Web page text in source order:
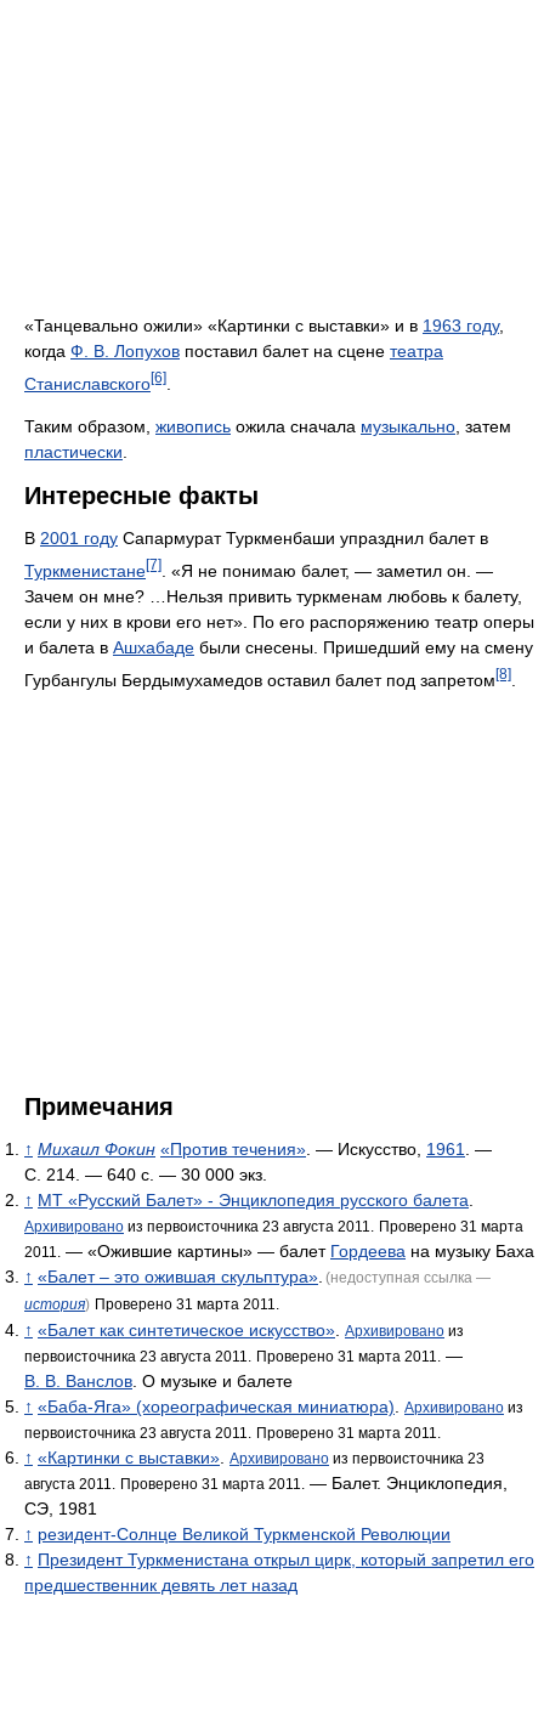
«Танцевально ожили» «Картинки с выставки» и в 1963 году,
когда Ф. В. Лопухов поставил балет на сцене театра
Станиславского[6]
Таким образом, живопись ожила сначала музыкально, затем
пластически.
Интересные факты
В 2001 году Сапармурат Туркменбаши упразднил балет в
Туркменистане[7]
. «Я не понимаю балет, — заметил он. —
Зачем он мне? …Нельзя привить туркменам любовь к балету,
если у них в крови его нет». По его распоряжению театр оперы
и балета в Ашхабаде были снесены. Пришедший ему на смену
Гурбангулы Бердымухамедов оставил балет под запретом [8]
Примечания
↑ Михаил Фокин «Против течения» . — Искусство, 1961
. —
С. 214. — 640 с. — 30 000 экз.
↑ МТ «Русский Балет» - Энциклопедия русского балета
Архивировано из первоисточника 23 августа 2011.
Проверено 31 марта
2011.
— «Ожившие картины» — балет Гордеева на музыку Баха
↑ «Балет – это ожившая скульптура» (недоступная ссылка —
история) Проверено 31 марта 2011.
↑ «Балет как синтетическое искусство» Архивировано из
первоисточника 23 августа 2011.
Проверено 31 марта 2011.
—
В. В. Ванслов . О музыке и балете
↑ «Баба-Яга» (хореографическая миниатюра) Архивировано из
первоисточника 23 августа 2011.
Проверено 31 марта 2011.
↑ «Картинки с выставки» Архивировано из первоисточника 23
августа 2011.
Проверено 31 марта 2011.
— Балет. Энциклопедия,
СЭ, 1981
↑ резидент-Солнце Великой Туркменской Революции
↑ Президент Туркменистана открыл цирк, который запретил его
предшественник девять лет назад